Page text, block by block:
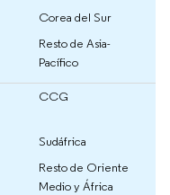
Corea del Sur
Resto de Asia-
Pacífico
CCG
Sudáfrica
Resto de Oriente
Medio y África